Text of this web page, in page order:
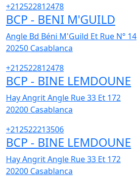
+212522812478
BCP - BENI M'GUILD
Angle Bd Béni M'Guild Et Rue N° 14
20250 Casablanca
+212522812478
BCP - BINE LEMDOUNE
Hay Angrit Angle Rue 33 Et 172
20200 Casablanca
+212522213506
BCP - BINE LEMDOUNE
Hay Angrit Angle Rue 33 Et 172
20200 Casablanca